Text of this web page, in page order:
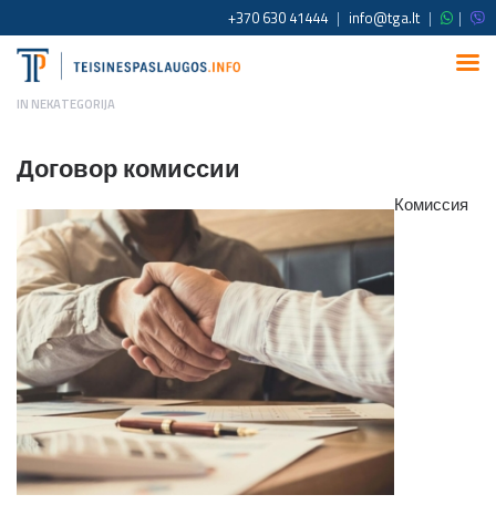
+370 630 41444 | info@tga.lt | |
IN NEKATEGORIJA
Договор комиссии
Комиссия